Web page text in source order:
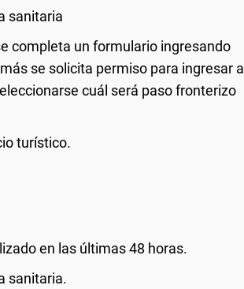
sanitaria
completa un formulario ingresando
se solicita permiso para ingresar a
cuál será paso fronterizo
turístico.
en las últimas 48 horas.
sanitaria.